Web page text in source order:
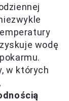
wodę
w których